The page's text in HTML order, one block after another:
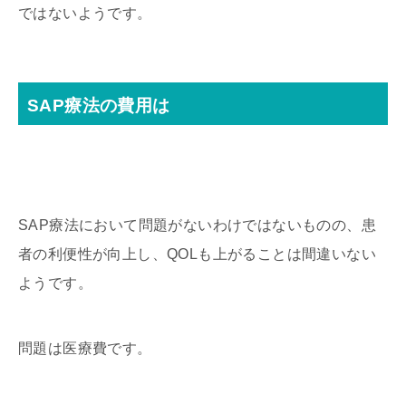
ではないようです。
SAP療法の費用は
SAP療法において問題がないわけではないものの、患
者の利便性が向上し、QOLも上がることは間違いない
ようです。
問題は医療費です。